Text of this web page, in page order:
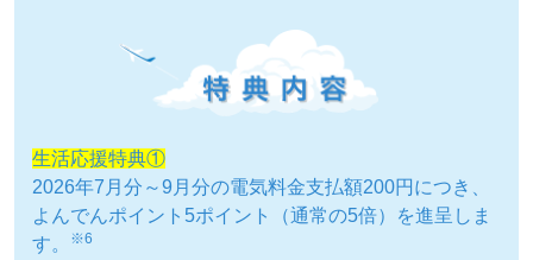
生活応援特典①
2026年7月分～9月分の電気料金支払額200円につき、
よんでんポイント5ポイント（通常の5倍）を進呈しま
す。
※6